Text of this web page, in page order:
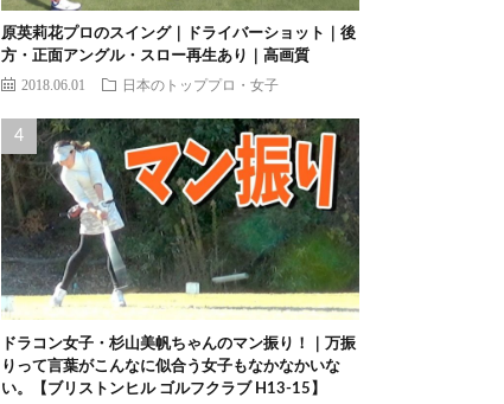
原英莉花プロのスイング｜ドライバーショット｜後
方・正面アングル・スロー再生あり｜高画質
2018.06.01 日本のトッププロ・女子
ドラコン女子・杉山美帆ちゃんのマン振り！｜万振
りって言葉がこんなに似合う女子もなかなかいな
い。【ブリストンヒル ゴルフクラブ H13-15】